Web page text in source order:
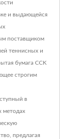
и выдающейся
поставщиком
теннисных и
бумага CCK
строгим
в
методах
предлагая